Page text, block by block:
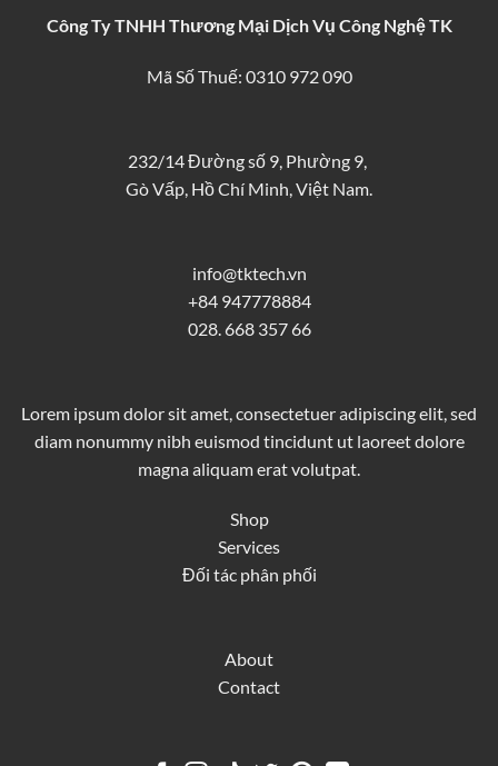
Công Ty TNHH Thương Mại Dịch Vụ Công Nghệ TK
Mã Số Thuế: 0310 972 090
232/14 Đường số 9, Phường 9,
Gò Vấp, Hồ Chí Minh, Việt Nam.
info@tktech.vn
+84 947778884
028. 668 357 66
Lorem ipsum dolor sit amet, consectetuer adipiscing elit, sed
diam nonummy nibh euismod tincidunt ut laoreet dolore
magna aliquam erat volutpat.
Shop
Services
Đối tác phân phối
About
Contact